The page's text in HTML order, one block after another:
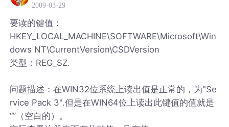
2009-03-29
要读的键值：
HKEY_LOCAL_MACHINE\SOFTWARE\Microsoft\Win
dows NT\CurrentVersion\CSDVersion
类型：REG_SZ.
问题描述：在WIN32位系统上读出值是正常的，为"Se
rvice Pack 3".但是在WIN64位上读出此键值的值就是
“”（空白的）。